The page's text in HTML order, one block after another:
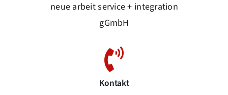
neue arbeit service + integration
gGmbH
Kontakt